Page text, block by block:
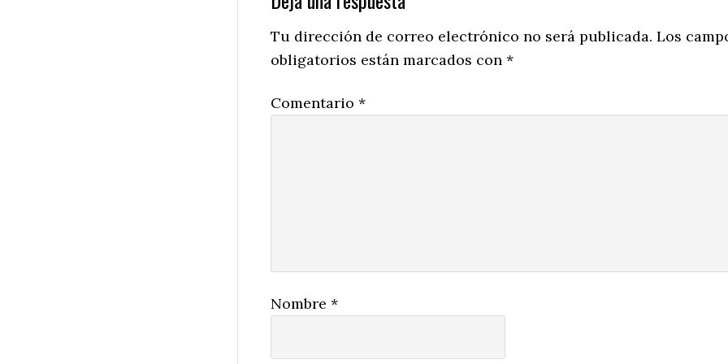
Interactions
Tu dirección de correo electrónico no será publicada. Los
obligatorios están marcados con *
Comentario *
Nombre *